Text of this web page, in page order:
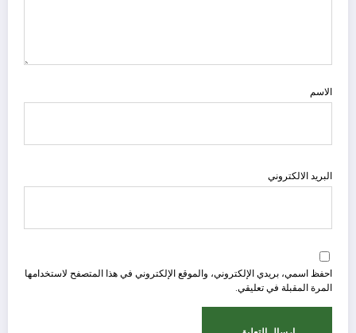
الاسم
البريد الالكتروني
احفظ اسمي، بريدي الإلكتروني، والموقع الإلكتروني في هذا المتصفح لاستخدامها
المرة المقبلة في تعليقي.